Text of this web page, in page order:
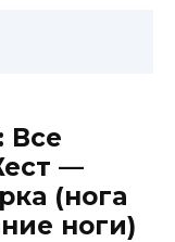
Все
—
(нога
ноги)